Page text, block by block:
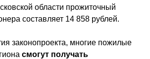
области прожиточный
составляет 14 858 рублей.
законопроекта, многие пожилые
смогут получать